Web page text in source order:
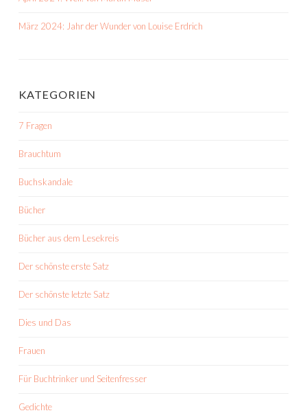
März 2024: Jahr der Wunder von Louise Erdrich
KATEGORIEN
7 Fragen
Brauchtum
Buchskandale
Bücher
Bücher aus dem Lesekreis
Der schönste erste Satz
Der schönste letzte Satz
Dies und Das
Frauen
Für Buchtrinker und Seitenfresser
Gedichte